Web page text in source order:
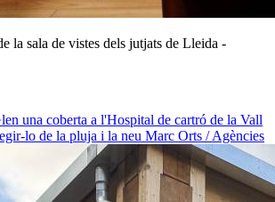
la sala de vistes dels jutjats de Lleida -
una coberta a l'Hospital de cartró de la Vall
lo de la pluja i la neu Marc Orts / Agències